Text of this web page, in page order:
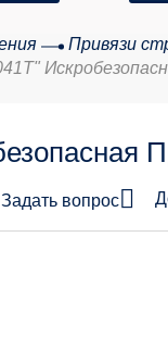
Привязи
Задать вопрос